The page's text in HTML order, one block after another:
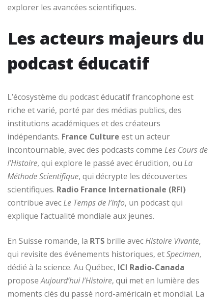
explorer les avancées scientifiques.
Les acteurs majeurs du
podcast éducatif
L’écosystème du podcast éducatif francophone est
riche et varié, porté par des médias publics, des
institutions académiques et des créateurs
indépendants. France Culture est un acteur
incontournable, avec des podcasts comme Les Cours de
l’Histoire, qui explore le passé avec érudition, ou La
Méthode Scientifique, qui décrypte les découvertes
scientifiques. Radio France Internationale (RFI)
contribue avecLe Temps de l’Info, un podcast qui
explique l’actualité mondiale aux jeunes.
En Suisse romande, la RTS brille avecHistoire Vivante,
qui revisite des événements historiques, etSpecimen,
dédié à la science. Au Québec, ICI Radio-Canada
proposeAujourd’hui l’Histoire, qui met en lumière des
moments clés du passé nord-américain et mondial. La